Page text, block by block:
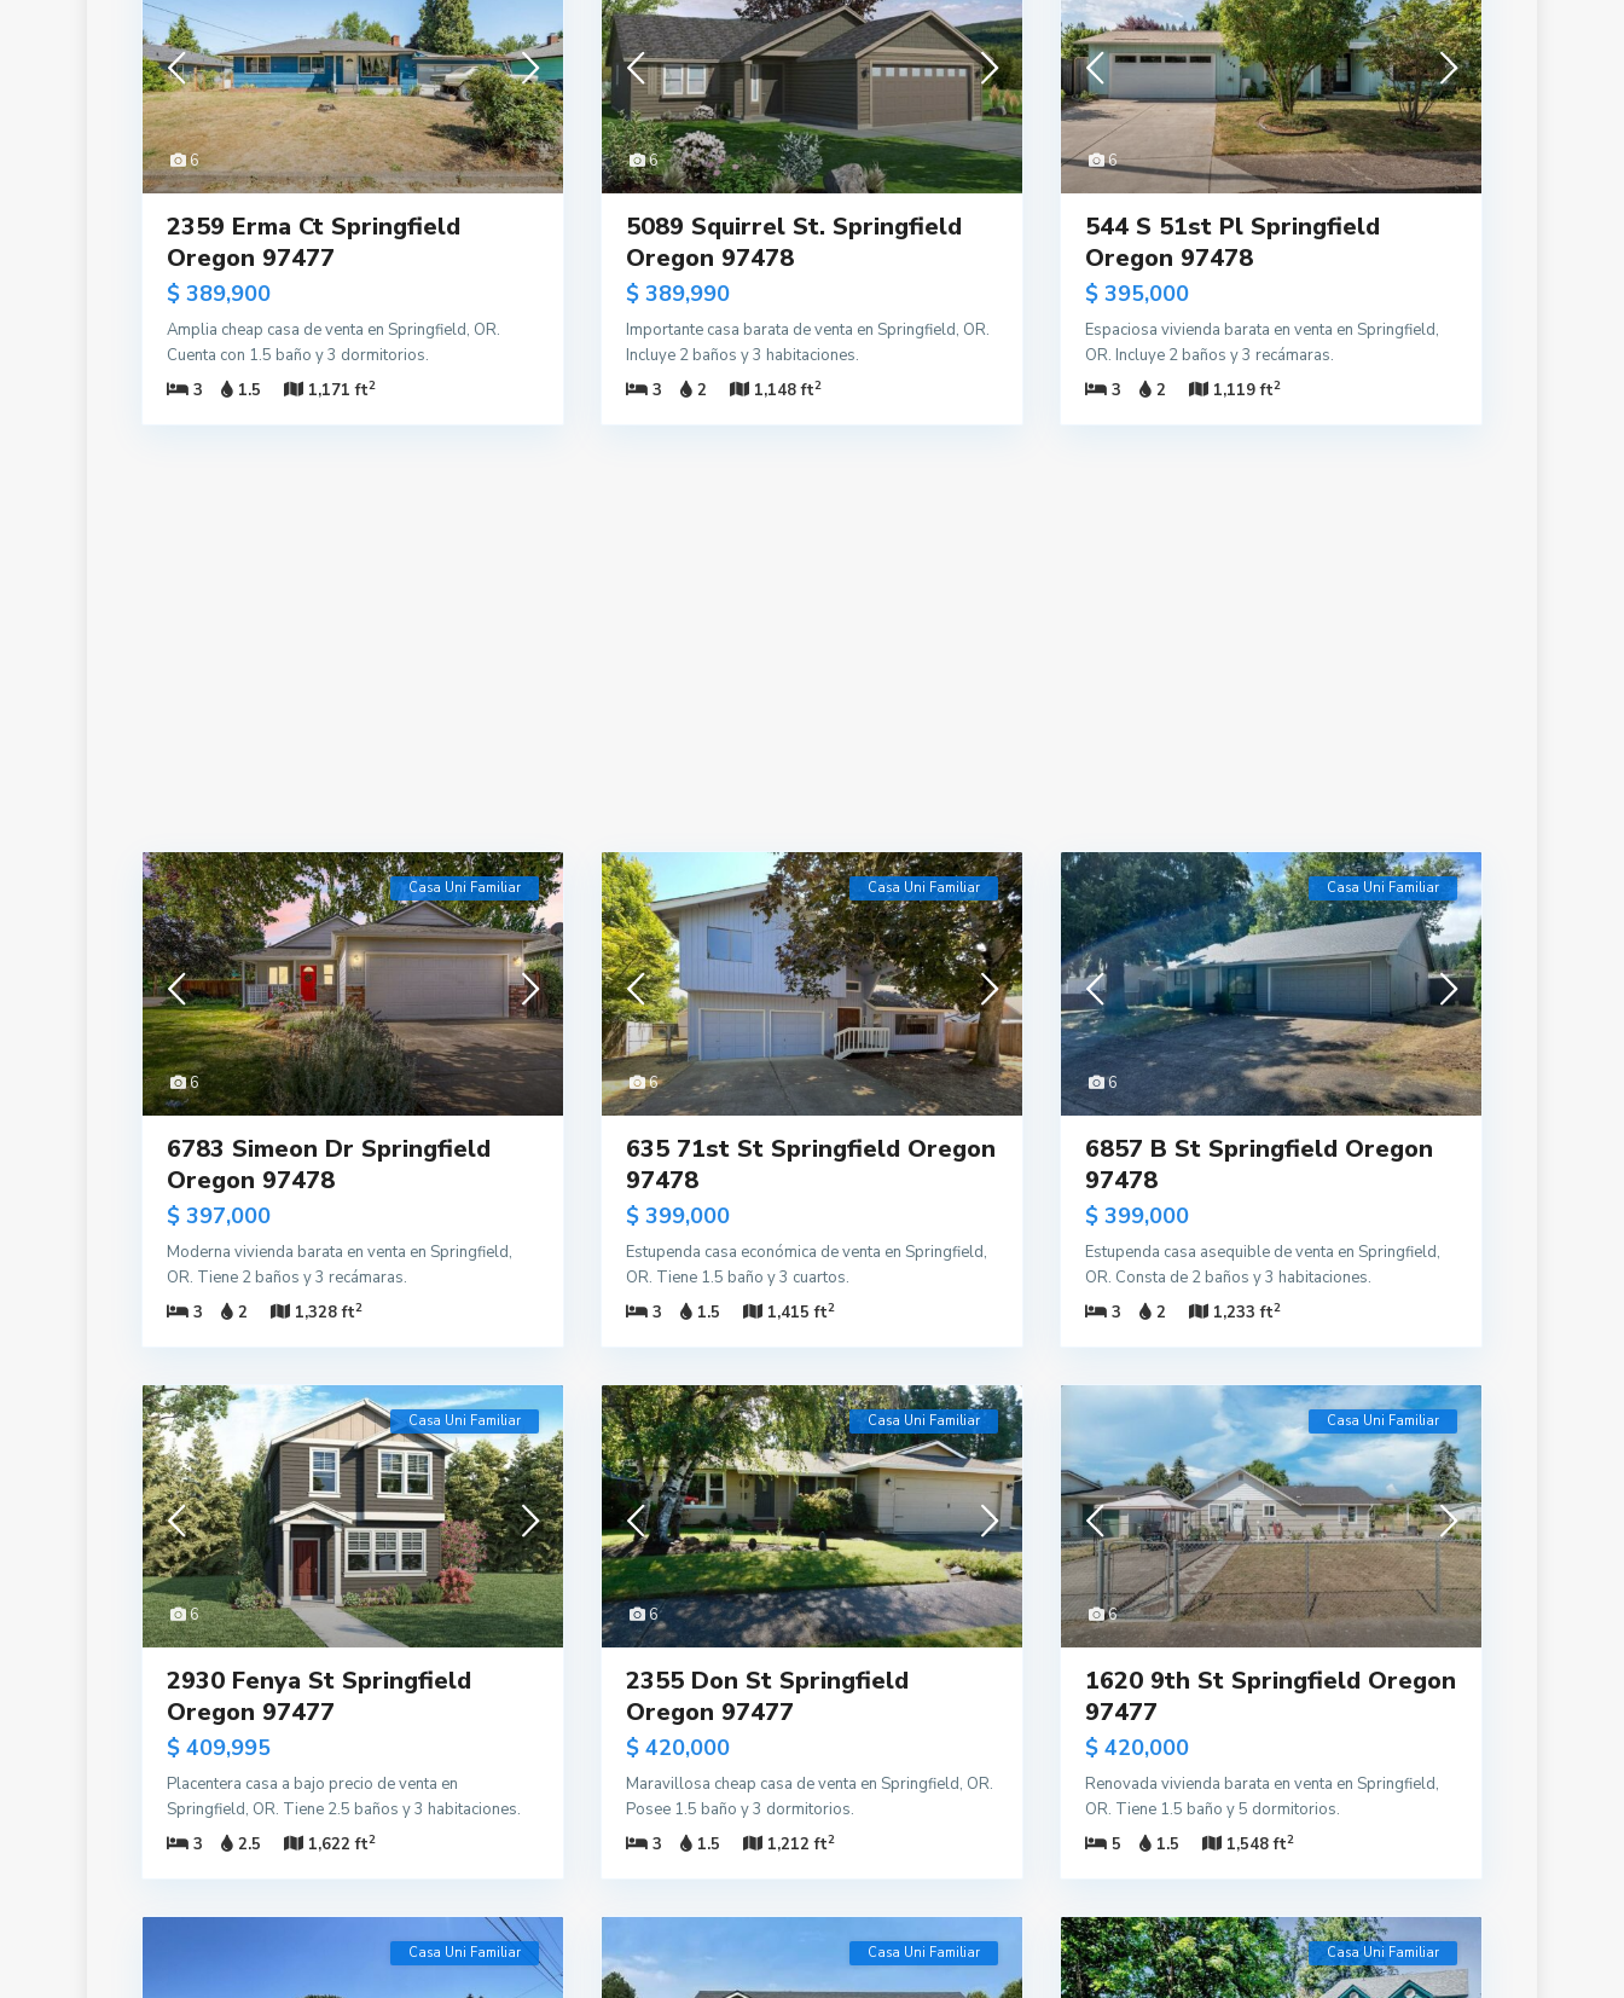
6
2359 Erma Ct Springfield
Oregon 97477
$ 389,900
Amplia cheap casa de venta en Springfield, OR.
Cuenta con 1.5 baño y 3 dormitorios.
3
1.5 1,171 ft2
6
5089 Squirrel St. Springfield
Oregon 97478
$ 389,990
Importante casa barata de venta en Springfield, OR.
Incluye 2 baños y 3 habitaciones.
3
2 1,148 ft2
6
544 S 51st Pl Springfield
Oregon 97478
$ 395,000
Espaciosa vivienda barata en venta en Springfield,
OR. Incluye 2 baños y 3 recámaras.
3
2 1,119 ft2
6
Casa Uni Familiar
6783 Simeon Dr Springfield
Oregon 97478
$ 397,000
Moderna vivienda barata en venta en Springfield,
OR. Tiene 2 baños y 3 recámaras.
3
2 1,328 ft2
6
Casa Uni Familiar
635 71st St Springfield Oregon
97478
$ 399,000
Estupenda casa económica de venta en Springfield,
OR. Tiene 1.5 baño y 3 cuartos.
3
1.5 1,415 ft2
6
Casa Uni Familiar
6857 B St Springfield Oregon
97478
$ 399,000
Estupenda casa asequible de venta en Springfield,
OR. Consta de 2 baños y 3 habitaciones.
3
2 1,233 ft2
6
Casa Uni Familiar
2930 Fenya St Springfield
Oregon 97477
$ 409,995
Placentera casa a bajo precio de venta en
Springfield, OR. Tiene 2.5 baños y 3 habitaciones.
3
2.5 1,622 ft2
6
Casa Uni Familiar
2355 Don St Springfield
Oregon 97477
$ 420,000
Maravillosa cheap casa de venta en Springfield, OR.
Posee 1.5 baño y 3 dormitorios.
3
1.5 1,212 ft2
6
Casa Uni Familiar
1620 9th St Springfield Oregon
97477
$ 420,000
Renovada vivienda barata en venta en Springfield,
OR. Tiene 1.5 baño y 5 dormitorios.
5
1.5 1,548 ft2
Casa Uni Familiar Casa Uni Familiar Casa Uni Familiar